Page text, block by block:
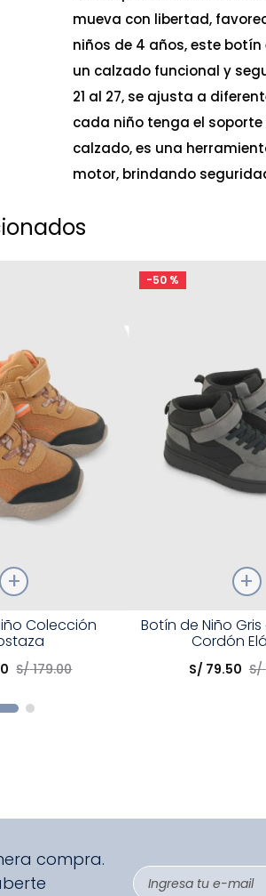
mueva con libertad,
niños de 4 años, este
un calzado funcional y
21 al 27, se ajusta a
cada niño tenga el soporte
calzado, es una
motor, brindando
Colección
S/ 179.00
-50 %
Talla
Elige una opción
Botín de Niño
Cordón
S/ 79.50 S/
compra.